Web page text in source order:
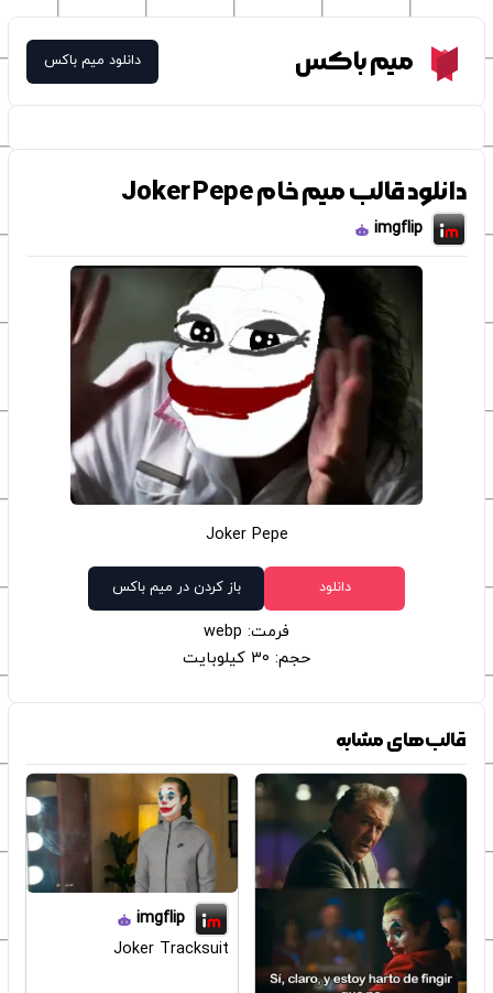
Meme Boxمیم باکس دانلود میم باکس
دانلود قالب میم خام Joker Pepe
imgflip
Joker Pepe
دانلود باز کردن در میم باکس
فرمت: webp
حجم: 30 کیلوبایت
قالب‌های مشابه
imgflip
Joker Tracksuit